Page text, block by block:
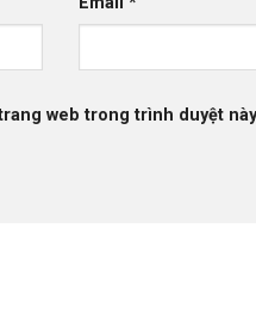
web trong trình duyệt